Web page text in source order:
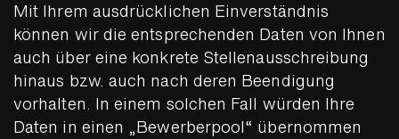
Mit Ihrem ausdrücklichen Einverständnis
können wir die entsprechenden Daten von Ihnen
auch über eine konkrete Stellenausschreibung
hinaus bzw. auch nach deren Beendigung
vorhalten. In einem solchen Fall würden Ihre
Daten in einen „Bewerberpool“ übernommen